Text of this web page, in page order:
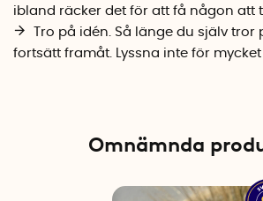
ibland räcker det för att få någon att
Tro på idén. Så länge du själv tror
fortsätt framåt. Lyssna inte för mycket
Omnämnda